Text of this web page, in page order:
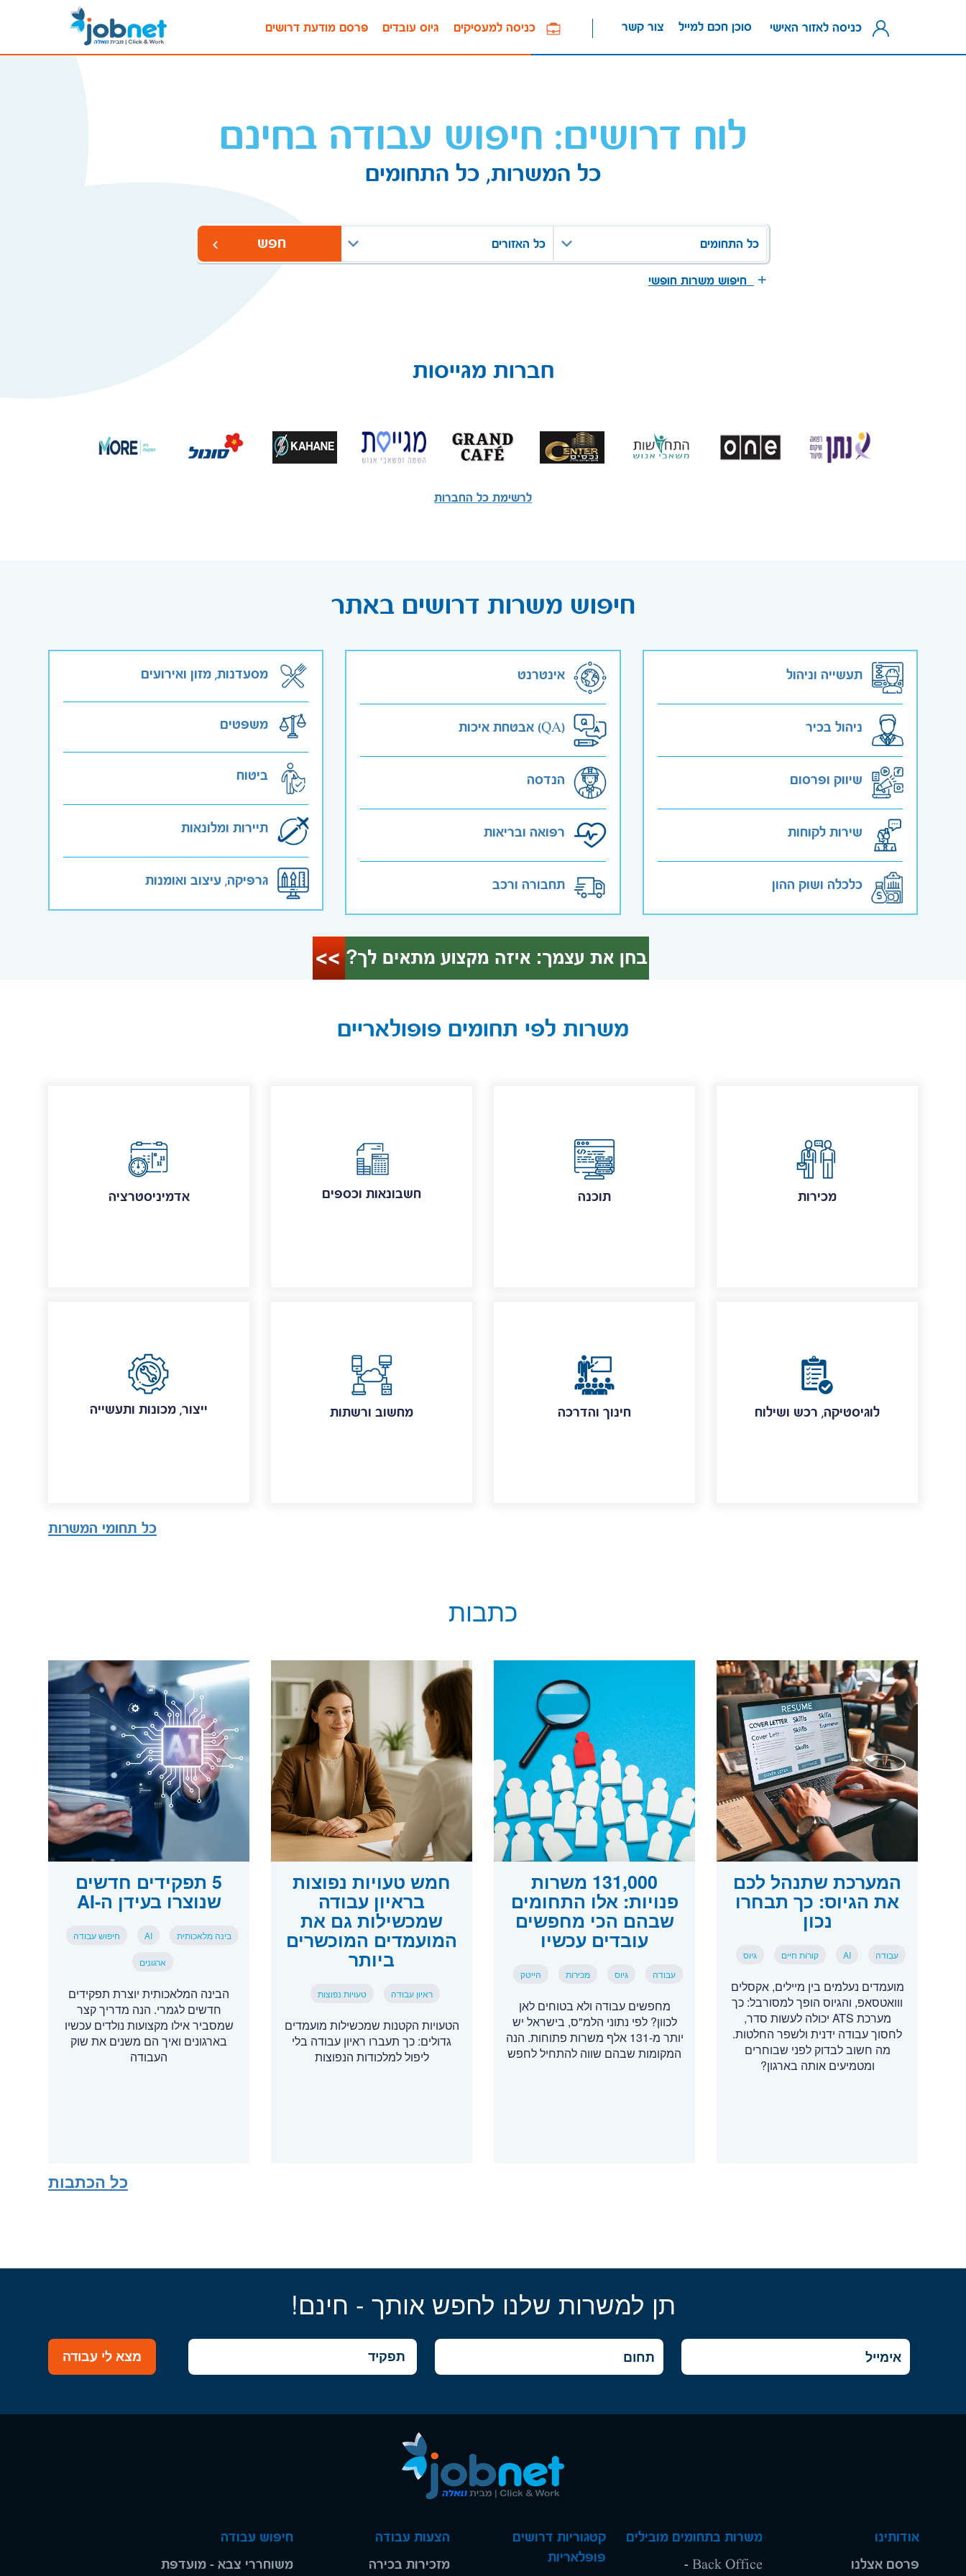
פרסם מודעת דרושים גיוס עובדים כניסה למעסיקים צור קשר סוכן חכם למייל כניסה לאזור האישי
לוח דרושים: חיפוש עבודה בחינם
כל המשרות, כל התחומים
כל התחומים כל האזורים חפש
חיפוש משרות חופשי
חברות מגייסות
לרשימת כל החברות
חיפוש משרות דרושים באתר
תעשייה וניהול
ניהול בכיר
שיווק ופרסום
שירות לקוחות
כלכלה ושוק ההון
אינטרנט
אבטחת איכות (QA)
הנדסה
רפואה ובריאות
תחבורה ורכב
מסעדנות, מזון ואירועים
משפטים
ביטוח
תיירות ומלונאות
גרפיקה, עיצוב ואומנות
משרות לפי תחומים פופולאריים
אדמיניסטרציה חשבונאות וכספים תוכנה מכירות
ייצור, מכונות ותעשייה מחשוב ורשתות חינוך והדרכה לוגיסטיקה, רכש ושילוח
כל תחומי המשרות
כתבות
המערכת שתנהל לכם
את הגיוס: כך תבחרו
נכון
עבודה AI קורות חיים גיוס
מועמדים נעלמים בין מיילים, אקסלים
ווואטסאפ, והגיוס הופך למסורבל: כך
מערכת ATS יכולה לעשות סדר,
לחסוך עבודה ידנית ולשפר החלטות.
מה חשוב לבדוק לפני שבוחרים
ומטמיעים אותה בארגון?
131,000 משרות
פנויות: אלו התחומים
שבהם הכי מחפשים
עובדים עכשיו
עבודה גיוס מכירות הייטק
מחפשים עבודה ולא בטוחים לאן
לכוון? לפי נתוני הלמ"ס, בישראל יש
יותר מ-131 אלף משרות פתוחות. הנה
המקומות שבהם שווה להתחיל לחפש
חמש טעויות נפוצות
בראיון עבודה
שמכשילות גם את
המועמדים המוכשרים
ביותר
ראיון עבודה טעויות נפוצות
הטעויות הקטנות שמכשילות מועמדים
גדולים: כך תעברו ראיון עבודה בלי
ליפול למלכודות הנפוצות
5 תפקידים חדשים
שנוצרו בעידן ה-AI
בינה מלאכותית AI חיפוש עבודה
ארגונים
הבינה המלאכותית יוצרת תפקידים
חדשים לגמרי. הנה מדריך קצר
שמסביר אילו מקצועות נולדים עכשיו
בארגונים ואיך הם משנים את שוק
העבודה
כל הכתבות
תן למשרות שלנו לחפש אותך - חינם!
מצא לי עבודה
אודותינו
פרסם אצלנו
משרות בתחומים מובילים
Back Office -
קטגוריות דרושים
פופלאריות
הצעות עבודה
מזכירות בכירה
חיפוש עבודה
משוחררי צבא - מועדפת